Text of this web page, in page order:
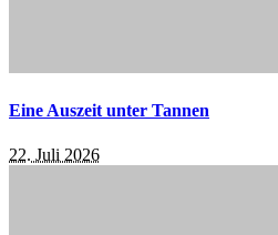
Eine Auszeit unter Tannen
22. Juli 2026